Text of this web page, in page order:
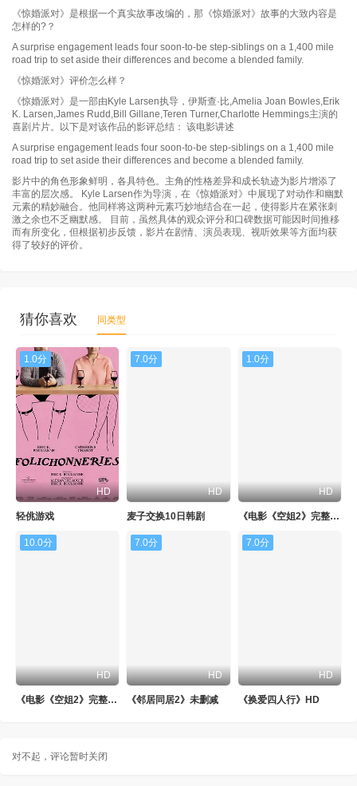
《惊婚派对》是根据一个真实故事改编的，那《惊婚派对》故事的大致内容是
怎样的?？
A surprise engagement leads four soon-to-be step-siblings on a 1,400 mile
road trip to set aside their differences and become a blended family.
《惊婚派对》评价怎么样？
《惊婚派对》是一部由Kyle Larsen执导，伊斯查·比,Amelia Joan Bowles,Erik
K. Larsen,James Rudd,Bill Gillane,Teren Turner,Charlotte Hemmings主演的
喜剧片片。以下是对该作品的影评总结： 该电影讲述
A surprise engagement leads four soon-to-be step-siblings on a 1,400 mile
road trip to set aside their differences and become a blended family.
影片中的角色形象鲜明，各具特色。主角的性格差异和成长轨迹为影片增添了
丰富的层次感。 Kyle Larsen作为导演，在《惊婚派对》中展现了对动作和幽默
元素的精妙融合。他同样将这两种元素巧妙地结合在一起，使得影片在紧张刺
激之余也不乏幽默感。 目前，虽然具体的观众评分和口碑数据可能因时间推移
而有所变化，但根据初步反馈，影片在剧情、演员表现、视听效果等方面均获
得了较好的评价。
猜你喜欢 同类型
1.0分
HD
轻佻游戏
7.0分
HD
麦子交换10日韩剧
1.0分
HD
《电影《空姐2》完整版》720P
10.0分
HD
《电影《空姐2》完整版》日韩剧
7.0分
HD
《邻居同居2》未删减
7.0分
HD
《换爱四人行》HD
对不起，评论暂时关闭